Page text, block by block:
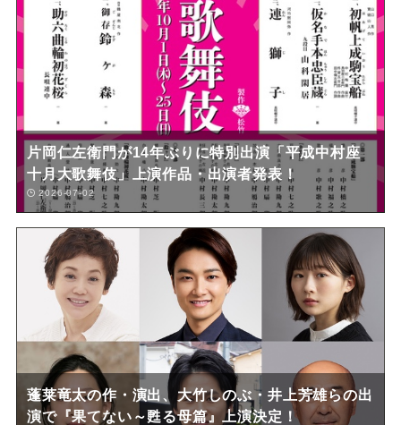
片岡仁左衛門が14年ぶりに特別出演「平成中村座
十月大歌舞伎」上演作品・出演者発表！
2026-07-02
蓬莱竜太の作・演出、大竹しのぶ・井上芳雄らの出
演で『果てない～甦る母篇』上演決定！